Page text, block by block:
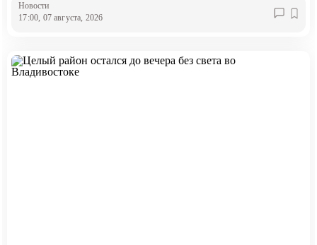
Новости
17:00, 07 августа, 2026